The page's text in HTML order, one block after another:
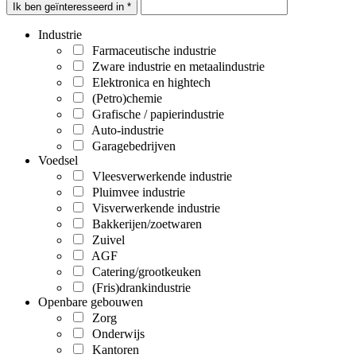
Ik ben geïnteresseerd in *
Industrie
Farmaceutische industrie
Zware industrie en metaalindustrie
Elektronica en hightech
(Petro)chemie
Grafische / papierindustrie
Auto-industrie
Garagebedrijven
Voedsel
Vleesverwerkende industrie
Pluimvee industrie
Visverwerkende industrie
Bakkerijen/zoetwaren
Zuivel
AGF
Catering/grootkeuken
(Fris)drankindustrie
Openbare gebouwen
Zorg
Onderwijs
Kantoren